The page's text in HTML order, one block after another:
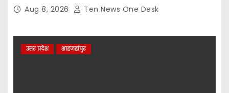
Aug 8, 2026 Ten News One Desk
उत्तर प्रदेश शाहजहांपुर